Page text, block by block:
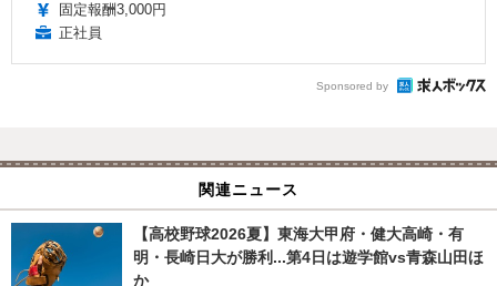
固定報酬3,000円
正社員
Sponsored by
関連ニュース
【高校野球2026夏】東海大甲府・健大高崎・有
明・長崎日大が勝利...第4日は遊学館vs青森山田ほ
か